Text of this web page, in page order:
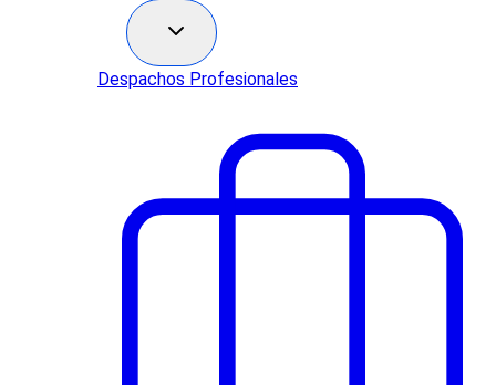
Despachos Profesionales